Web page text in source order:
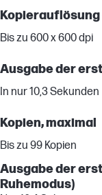
Kopierauflösung
Bis zu 600 x 600 dpi
Ausgabe der
In nur 10,3 Sekunden
Kopien, maximal
Bis zu 99 Kopien
Ausgabe der
Ruhemodus)